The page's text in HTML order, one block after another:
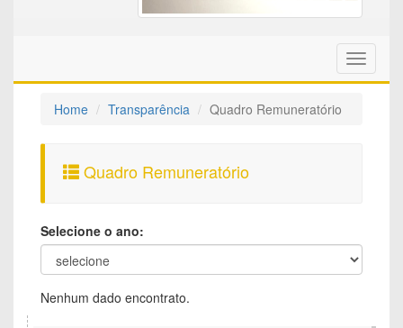
Toggle
Home
Transparência Quadro Remuneratório
Quadro Remuneratório
Selecione o ano:
Nenhum dado encontrato.